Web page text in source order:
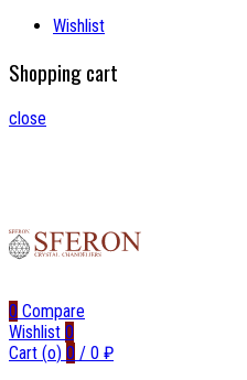
Wishlist
Shopping cart
close
0 Compare
Wishlist 0
Cart (o) 0 / 0 ₽